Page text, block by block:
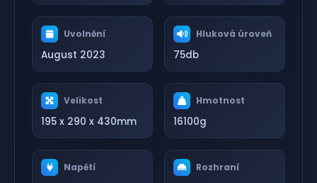
Uvolnění
August 2023
Hluková úroveň
75db
Velikost
195 x 290 x 430mm
Hmotnost
16100g
Napětí Rozhraní